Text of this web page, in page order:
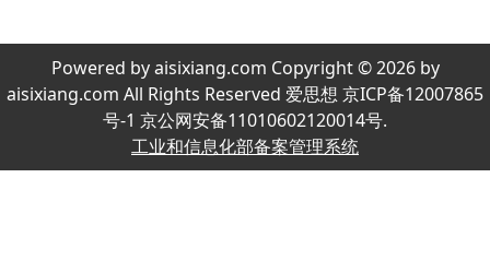
Powered by aisixiang.com Copyright © 2026 by
aisixiang.com All Rights Reserved 爱思想 京ICP备12007865
号-1 京公网安备11010602120014号.
工业和信息化部备案管理系统